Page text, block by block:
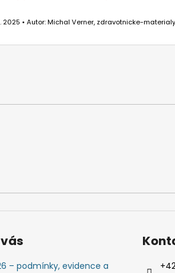
• Autor: Michal Verner, zdravotnicke-
– podmínky, evidence a